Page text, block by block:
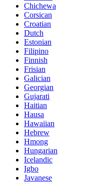
Chichewa
Corsican
Croatian
Dutch
Estonian
Filipino
Finnish
Frisian
Galician
Georgian
Gujarati
Haitian
Hausa
Hawaiian
Hebrew
Hmong
Hungarian
Icelandic
Igbo
Javanese